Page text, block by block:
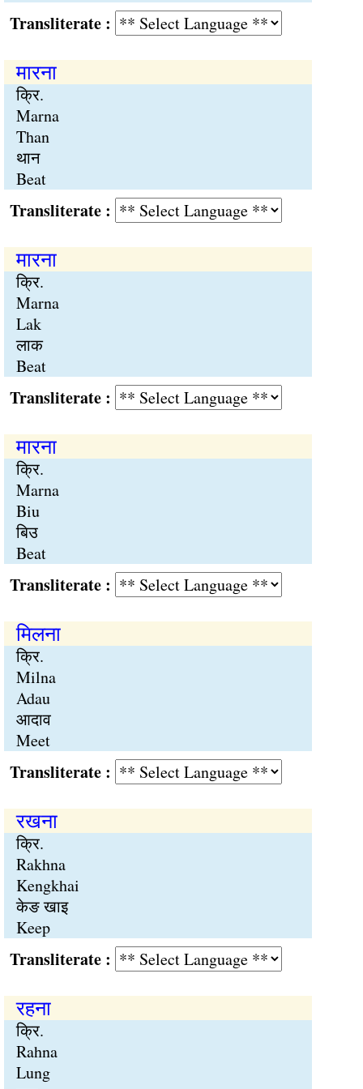
:
मारना
क्रि.
Marna
Than
थान
Beat
:
मारना
क्रि.
Marna
Lak
लाक
Beat
:
मारना
क्रि.
Marna
Biu
बिउ
Beat
:
मिलना
क्रि.
Milna
Adau
आदाव
Meet
:
रखना
क्रि.
Rakhna
Kengkhai
केङ खाइ
Keep
:
रहना
क्रि.
Rahna
Lung